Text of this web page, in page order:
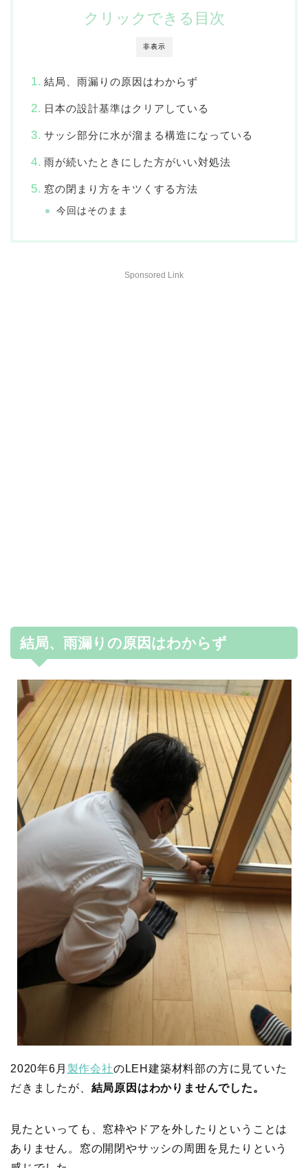
非表示
クリックできる目次
結局、雨漏りの原因はわからず
日本の設計基準はクリアしている
サッシ部分に水が溜まる構造になっている
雨が続いたときにした方がいい対処法
窓の閉まり方をキツくする方法
今回はそのまま
Sponsored Link
結局、雨漏りの原因はわからず
2020年6月 製作会社のLEH建築材料部の方に見ていた
だきましたが、 結局原因はわかりませんでした。
見たといっても、窓枠やドアを外したりということは
ありません。窓の開閉やサッシの周囲を見たりという